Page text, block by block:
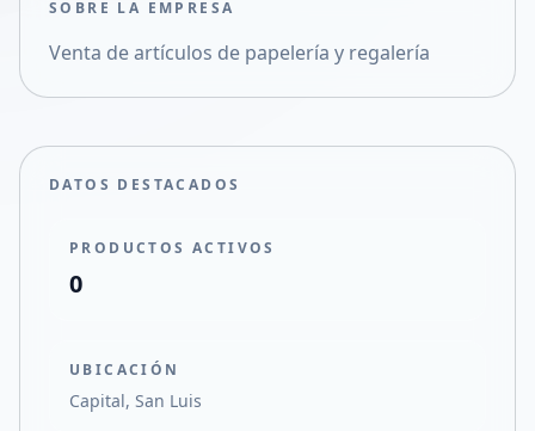
Compartir en X
SOBRE LA EMPRESA
Venta de artículos de papelería y regalería
DATOS DESTACADOS
PRODUCTOS ACTIVOS
0
UBICACIÓN
Capital, San Luis